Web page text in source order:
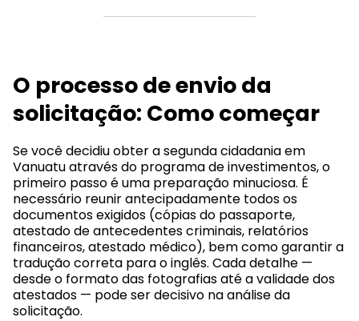
O processo de envio da
solicitação: Como começar
Se você decidiu obter a segunda cidadania em
Vanuatu através do programa de investimentos, o
primeiro passo é uma preparação minuciosa. É
necessário reunir antecipadamente todos os
documentos exigidos (cópias do passaporte,
atestado de antecedentes criminais, relatórios
financeiros, atestado médico), bem como garantir a
tradução correta para o inglês. Cada detalhe —
desde o formato das fotografias até a validade dos
atestados — pode ser decisivo na análise da
solicitação.